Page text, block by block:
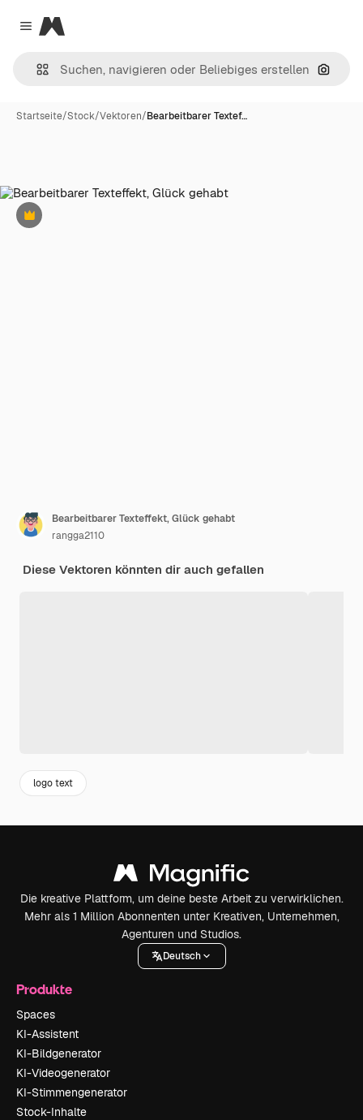
Close menu
Magnific
Nach
Startseite/Stock/Vektoren/Bearbeitbarer Textef…
Premium
Bearbeitbarer Texteffekt, Glück gehabt
rangga2110
Diese Vektoren könnten dir auch gefallen
logo text
Die kreative Plattform, um deine beste Arbeit zu verwirklichen.
Mehr als 1 Million Abonnenten unter Kreativen, Unternehmen,
Agenturen und Studios.
Deutsch
Produkte
Spaces
KI-Assistent
KI-Bildgenerator
KI-Videogenerator
KI-Stimmengenerator
Stock-Inhalte